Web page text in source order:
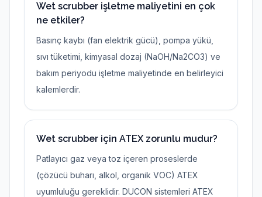
Wet scrubber işletme maliyetini en çok
ne etkiler?
Basınç kaybı (fan elektrik gücü), pompa yükü,
sıvı tüketimi, kimyasal dozaj (NaOH/Na2CO3) ve
bakım periyodu işletme maliyetinde en belirleyici
kalemlerdir.
Wet scrubber için ATEX zorunlu mudur?
Patlayıcı gaz veya toz içeren proseslerde
(çözücü buharı, alkol, organik VOC) ATEX
uyumluluğu gereklidir. DUCON sistemleri ATEX